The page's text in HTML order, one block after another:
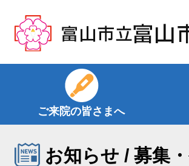
ご来院の皆さまへ
お知らせ / 募集